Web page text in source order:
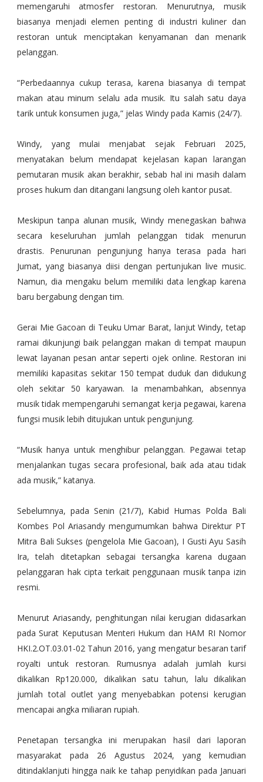
memengaruhi atmosfer restoran. Menurutnya, musik
biasanya menjadi elemen penting di industri kuliner dan
restoran untuk menciptakan kenyamanan dan menarik
pelanggan.
“Perbedaannya cukup terasa, karena biasanya di tempat
makan atau minum selalu ada musik. Itu salah satu daya
tarik untuk konsumen juga,” jelas Windy pada Kamis (24/7).
Windy, yang mulai menjabat sejak Februari 2025,
menyatakan belum mendapat kejelasan kapan larangan
pemutaran musik akan berakhir, sebab hal ini masih dalam
proses hukum dan ditangani langsung oleh kantor pusat.
Meskipun tanpa alunan musik, Windy menegaskan bahwa
secara keseluruhan jumlah pelanggan tidak menurun
drastis. Penurunan pengunjung hanya terasa pada hari
Jumat, yang biasanya diisi dengan pertunjukan live music.
Namun, dia mengaku belum memiliki data lengkap karena
baru bergabung dengan tim.
Gerai Mie Gacoan di Teuku Umar Barat, lanjut Windy, tetap
ramai dikunjungi baik pelanggan makan di tempat maupun
lewat layanan pesan antar seperti ojek online. Restoran ini
memiliki kapasitas sekitar 150 tempat duduk dan didukung
oleh sekitar 50 karyawan. Ia menambahkan, absennya
musik tidak mempengaruhi semangat kerja pegawai, karena
fungsi musik lebih ditujukan untuk pengunjung.
“Musik hanya untuk menghibur pelanggan. Pegawai tetap
menjalankan tugas secara profesional, baik ada atau tidak
ada musik,” katanya.
Sebelumnya, pada Senin (21/7), Kabid Humas Polda Bali
Kombes Pol Ariasandy mengumumkan bahwa Direktur PT
Mitra Bali Sukses (pengelola Mie Gacoan), I Gusti Ayu Sasih
Ira, telah ditetapkan sebagai tersangka karena dugaan
pelanggaran hak cipta terkait penggunaan musik tanpa izin
resmi.
Menurut Ariasandy, penghitungan nilai kerugian didasarkan
pada Surat Keputusan Menteri Hukum dan HAM RI Nomor
HKI.2.OT.03.01-02 Tahun 2016, yang mengatur besaran tarif
royalti untuk restoran. Rumusnya adalah jumlah kursi
dikalikan Rp120.000, dikalikan satu tahun, lalu dikalikan
jumlah total outlet yang menyebabkan potensi kerugian
mencapai angka miliaran rupiah.
Penetapan tersangka ini merupakan hasil dari laporan
masyarakat pada 26 Agustus 2024, yang kemudian
ditindaklanjuti hingga naik ke tahap penyidikan pada Januari